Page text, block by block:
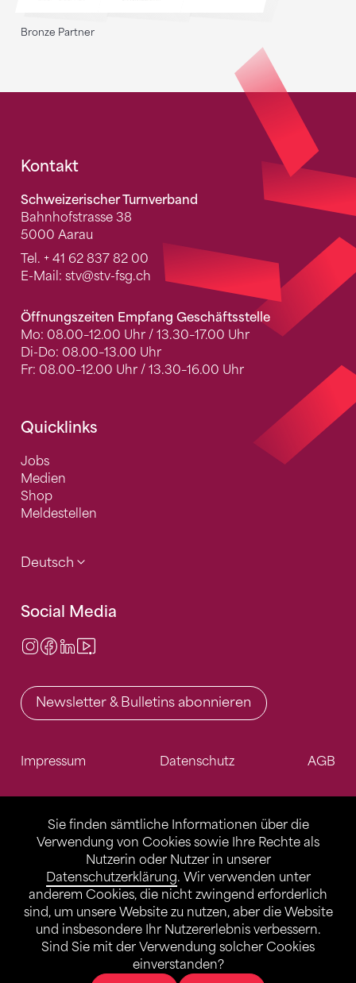
Sie finden sämtliche Informationen über die
Verwendung von Cookies sowie Ihre Rechte als
Nutzerin oder Nutzer in unserer
Datenschutzerklärung. Wir verwenden unter
anderem Cookies, die nicht zwingend erforderlich
sind, um unsere Website zu nutzen, aber die Website
und insbesondere Ihr Nutzererlebnis verbessern.
Sind Sie mit der Verwendung solcher Cookies
einverstanden?
Bronze Partner
Fusszeile
Kontakt
Schweizerischer Turnverband
Bahnhofstrasse 38
5000 Aarau
Tel. + 41 62 837 82 00
E-Mail: stv@stv-fsg.ch
Öffnungszeiten Empfang Geschäftsstelle
Mo: 08.00–12.00 Uhr / 13.30–17.00 Uhr
Di-Do: 08.00–13.00 Uhr
Fr: 08.00–12.00 Uhr / 13.30–16.00 Uhr
Quicklinks
Jobs
Medien
Shop
Meldestellen
Deutsch
Social Media
Instagram
Facebook
LinkedIn
Newsletter & Bulletins abonnieren
Impressum Datenschutz AGB